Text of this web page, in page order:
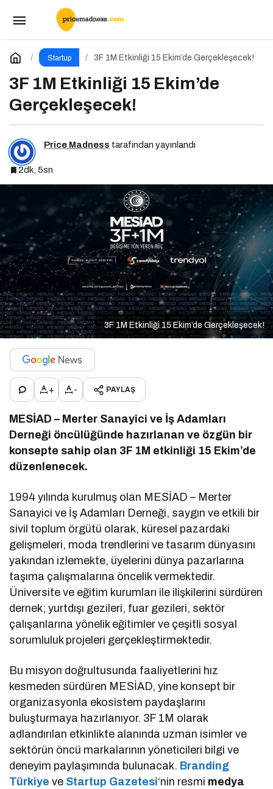
Startup 3F 1M Etkinliği 15 Ekim’de Gerçekleşecek!
3F 1M Etkinliği 15 Ekim’de
Gerçekleşecek!
Price Madness tarafından yayınlandı
2dk, 5sn
3F 1M Etkinliği 15 Ekim’de Gerçekleşecek!
+ - PAYLAŞ
MESİAD – Merter Sanayici ve İş Adamları
Derneği öncülüğünde hazırlanan ve özgün bir
konsepte sahip olan 3F 1M etkinliği 15 Ekim’de
düzenlenecek.
1994 yılında kurulmuş olan MESİAD – Merter
Sanayici ve İş Adamları Derneği, saygın ve etkili bir
sivil toplum örgütü olarak, küresel pazardaki
gelişmeleri, moda trendlerini ve tasarım dünyasını
yakından izlemekte, üyelerini dünya pazarlarına
taşıma çalışmalarına öncelik vermektedir.
Üniversite ve eğitim kurumları ile ilişkilerini sürdüren
dernek; yurtdışı gezileri, fuar gezileri, sektör
çalışanlarına yönelik eğitimler ve çeşitli sosyal
sorumluluk projeleri gerçekleştirmektedir.
Bu misyon doğrultusunda faaliyetlerini hız
kesmeden sürdüren MESİAD, yine konsept bir
organizasyonla ekosistem paydaşlarını
buluşturmaya hazırlanıyor. 3F 1M olarak
adlandırılan etkinlikte alanında uzman isimler ve
sektörün öncü markalarının yöneticileri bilgi ve
deneyim paylaşımında bulunacak. Branding
Türkiye ve Startup Gazetesi‘nin resmi medya
Pazarlama Dünyasının Devleri Meetup Istanbul
2025’te Buluşuyor
Yorum Yap